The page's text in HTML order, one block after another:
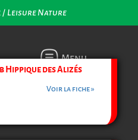
/ Leisure Nature
Menu
Hippique des Alizés
Voir la fiche »